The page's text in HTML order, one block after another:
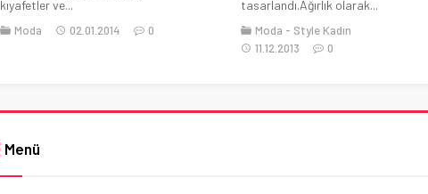
kıyafetler ve...
Moda 02.01.2014 0
tasarlandı.Ağırlık olarak...
Moda
Style Kadın
11.12.2013
0
Menü